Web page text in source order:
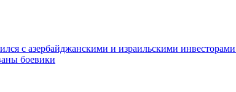
с азербайджанскими и израильскими
боевики